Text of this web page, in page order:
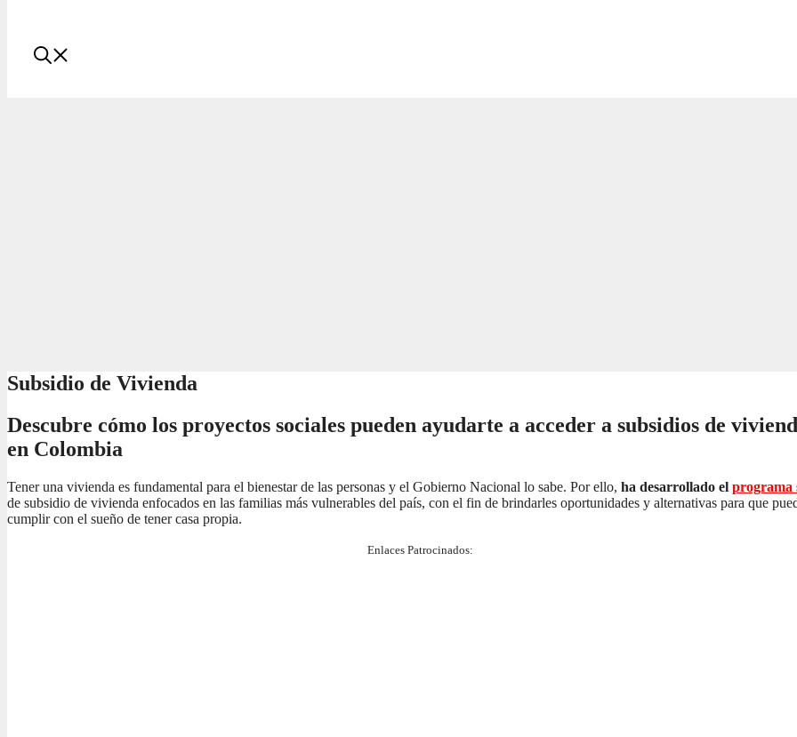
Subsidio de Vivienda
Descubre cómo los proyectos sociales pueden ayudarte a acceder a subsidios de
en Colombia
Tener una vivienda es fundamental para el bienestar de las personas y el Gobierno Nacional lo sabe. Por ello, ha desarrollado el programa
de subsidio de vivienda enfocados en las familias más vulnerables del país, con el fin de brindarles oportunidades y alternativas para que
cumplir con el sueño de tener casa propia.
Enlaces Patrocinados: